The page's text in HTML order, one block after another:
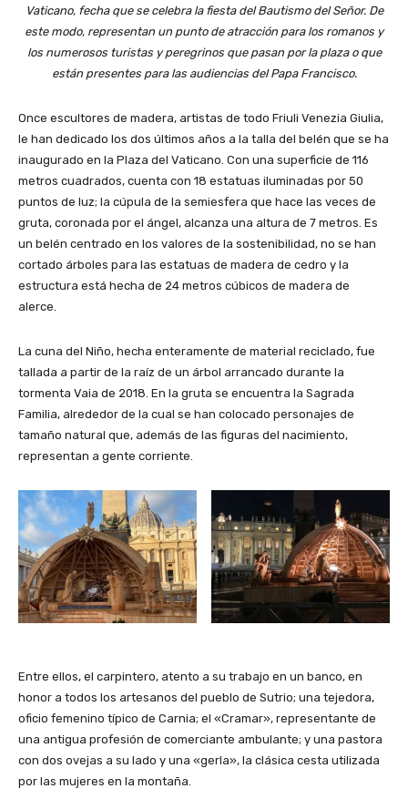
Vaticano, fecha que se celebra la fiesta del Bautismo del Señor. De
este modo, representan un punto de atracción para los romanos y
los numerosos turistas y peregrinos que pasan por la plaza o que
están presentes para las audiencias del Papa Francisco.
Once escultores de madera, artistas de todo Friuli Venezia Giulia,
le han dedicado los dos últimos años a la talla del belén que se ha
inaugurado en la Plaza del Vaticano. Con una superficie de 116
metros cuadrados, cuenta con 18 estatuas iluminadas por 50
puntos de luz; la cúpula de la semiesfera que hace las veces de
gruta, coronada por el ángel, alcanza una altura de 7 metros. Es
un belén centrado en los valores de la sostenibilidad, no se han
cortado árboles para las estatuas de madera de cedro y la
estructura está hecha de 24 metros cúbicos de madera de
alerce.
La cuna del Niño, hecha enteramente de material reciclado, fue
tallada a partir de la raíz de un árbol arrancado durante la
tormenta Vaia de 2018. En la gruta se encuentra la Sagrada
Familia, alrededor de la cual se han colocado personajes de
tamaño natural que, además de las figuras del nacimiento,
representan a gente corriente.
Entre ellos, el carpintero, atento a su trabajo en un banco, en
honor a todos los artesanos del pueblo de Sutrio; una tejedora,
oficio femenino típico de Carnia; el «Cramar», representante de
una antigua profesión de comerciante ambulante; y una pastora
con dos ovejas a su lado y una «gerla», la clásica cesta utilizada
por las mujeres en la montaña.